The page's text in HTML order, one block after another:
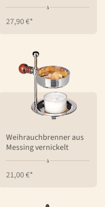
27,90 €*
Weihrauchbrenner aus
Messing vernickelt
21,00 €*